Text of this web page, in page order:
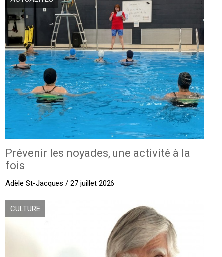
Prévenir les noyades, une activité à la
fois
Adèle St-Jacques / 27 juillet 2026
CULTURE